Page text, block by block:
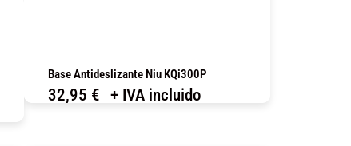
Base Antideslizante Niu KQi300P
32,95 € + IVA incluido